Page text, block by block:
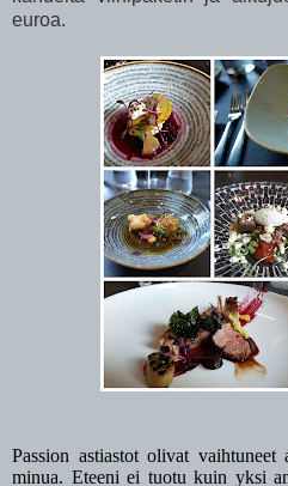
euroa.
Passion astiastot olivat
minua. Eteeni ei tuotu kuin yksi